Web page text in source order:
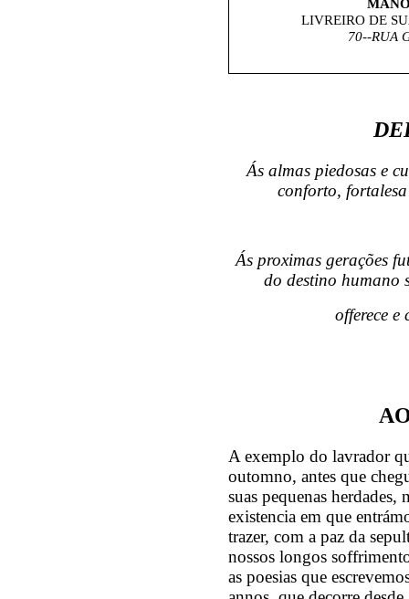
LIVREIRO DE
70--RUA
Ás almas piedosas e
conforto,
Ás proximas gerações
do destino humano
offerece e
A exemplo do lavrador
outomno, antes que
suas pequenas
existencia em que
trazer, com a paz da
nossos longos
as poesias que